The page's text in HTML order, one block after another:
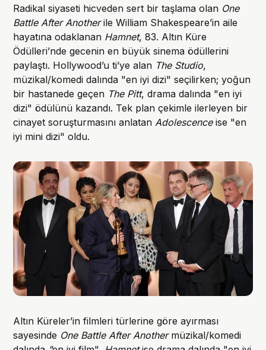
Radikal siyaseti hicveden sert bir taşlama olan One
Battle After Anotherile William Shakespeare’in aile
hayatına odaklanan Hamnet, 83. Altın Küre
Ödülleri’nde gecenin en büyük sinema ödüllerini
paylaştı. Hollywood’u ti’ye alan The Studio,
müzikal/komedi dalında "en iyi dizi" seçilirken; yoğun
bir hastanede geçen The Pitt, drama dalında "en iyi
dizi" ödülünü kazandı. Tek plan çekimle ilerleyen bir
cinayet soruşturmasını anlatan Adolescenceise "en
iyi mini dizi" oldu.
Altın Küreler’in filmleri türlerine göre ayırması
sayesinde One Battle After Another müzikal/komedi